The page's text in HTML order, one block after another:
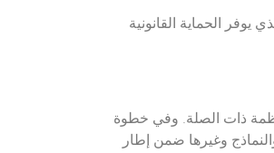
1425هـ الموافق 2004م، الذي يوفر الحماية القانونية
الأنظمة ذات الصلة. وفي خطوة
وغيرها ضمن إطار